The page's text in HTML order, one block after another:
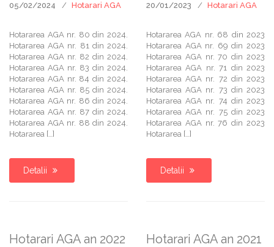
05/02/2024 Hotarari AGA
Hotararea AGA nr. 80 din 2024.
Hotararea AGA nr. 81 din 2024.
Hotararea AGA nr. 82 din 2024.
Hotararea AGA nr. 83 din 2024.
Hotararea AGA nr. 84 din 2024.
Hotararea AGA nr. 85 din 2024.
Hotararea AGA nr. 86 din 2024.
Hotararea AGA nr. 87 din 2024.
Hotararea AGA nr. 88 din 2024.
Hotararea […]
Detalii
20/01/2023 Hotarari AGA
Hotararea AGA nr. 68 din 2023
Hotararea AGA nr. 69 din 2023
Hotararea AGA nr. 70 din 2023
Hotararea AGA nr. 71 din 2023
Hotararea AGA nr. 72 din 2023
Hotararea AGA nr. 73 din 2023
Hotararea AGA nr. 74 din 2023
Hotararea AGA nr. 75 din 2023
Hotararea AGA nr. 76 din 2023
Hotararea […]
Detalii
Hotarari AGA an 2022 Hotarari AGA an 2021